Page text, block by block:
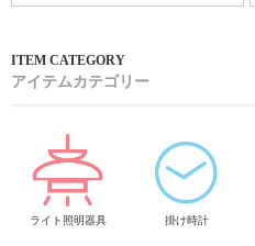
アイテムカテゴリー
ライト照明器具 掛け時計